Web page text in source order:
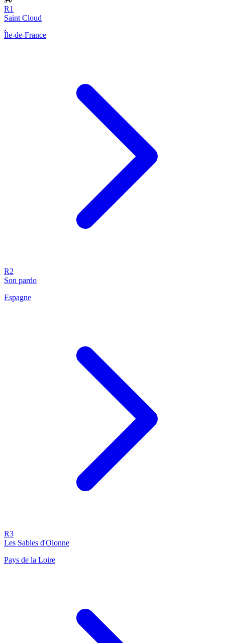
R1
Saint Cloud
Île-de-France
R2
Son pardo
Espagne
R3
Les Sables d'Olonne
Pays de la Loire